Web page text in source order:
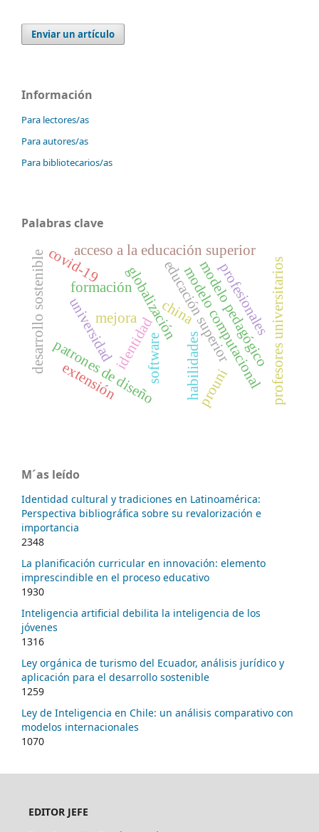
Enviar un artículo
Información
Para lectores/as
Para autores/as
Para bibliotecarios/as
Palabras clave
china
educación superior
globalización
identidad
acceso a la educación superior
modelo computacional
patrones de diseño
software profesores universitarios
universidad
formación modelo pedagógico
profesionales
habilidades
extensión
desarrollo sostenible mejora
covid-19
prouni
M´as leído
Identidad cultural y tradiciones en Latinoamérica:
Perspectiva bibliográfica sobre su revalorización e
importancia
2348
La planificación curricular en innovación: elemento
imprescindible en el proceso educativo
1930
Inteligencia artificial debilita la inteligencia de los
jóvenes
1316
Ley orgánica de turismo del Ecuador, análisis jurídico y
aplicación para el desarrollo sostenible
1259
Ley de Inteligencia en Chile: un análisis comparativo con
modelos internacionales
1070
EDITOR JEFE